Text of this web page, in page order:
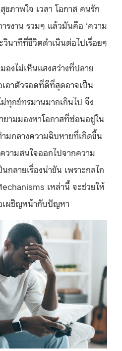
ภาพใจ เวลา โอกาส คนรัก
รงาน รวมๆ แล้วมันคือ ‘ความ
นาทีที่ชีวิตดำเนินต่อไปเรื่อยๆ
งไม่เห็นแสงสว่างที่ปลาย
อาตัวรอดที่ดีที่สุดอาจเป็น
ม่ทุกข์ทรมานมากเกินไป จึง
ามมองหาโอกาสที่ซ่อนอยู่ใน
มกลางความฉิบหายที่เกิดขึ้น
วามสนใจออกไปจากความ
กลายเรื่องน่าขัน เพราะกลไก
เหล่านี้ จะช่วยให้
เผชิญหน้ากับปัญหา